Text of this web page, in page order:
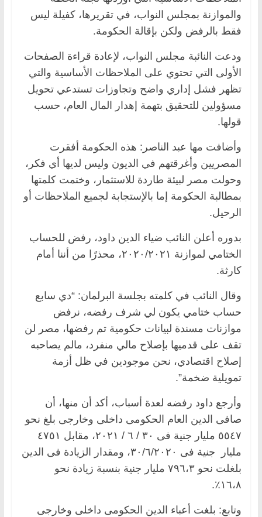
والموازنة بمجلس النواب، في تقريرها، كفيلة ليس
فقط بالرفض ولكن بإقالة الحكومة.
ودعت النائبة مجلس النواب، لإعادة قراءة الصفحات
الأولى التي تحتوي على الملاحظات الأساسية والتي
تظهر فشل إداري واضح وتجاوزات تستدعي تحويل
مسؤولين للتحقيق بتهمة إهدار المال العام، حسب
قولها.
وأضافت مها عبد الناصر: هذه الحكومة أفقرت
المصريين وأغرقتهم في الديون وليس لديها أي فكر،
وحولت مصر لبيئة طاردة للاستثمار، ‏وختمت كلمتها
بمطالبة الحكومة إما بالإستجابة لجميع الملاحظات أو
الرحيل.
بدوره أعلن النائب ضياء الدين داود، رفض للحساب
الختامي لموازنة ٢٠٢٠/٢٠٢١، محذرًا من أننا أمام
كارثة.
وقال النائب في كلمته بجلسة البرلمان: “دي سابع
حساب ختامي يكون لي شرف رفضه، نرفض
موازنات مسندة لبيانات حكومية تم رفضها، مصر لن
تقف على قدميها بإصلاح مالي منفرد، مالم يصاحبه
إصلاح اقتصادي، نحن موجودين في ظل أزمة
تمويلية ضخمة”.
وأرجع داود رفضه لعدة أسباب، أكد أن منها، أن
صافى الدين العام الحكومى داخلى وخارجى بلغ نحو
٥٥٤٧ مليار جنية فى ٣٠ / ٦ / ٢٠٢١، مقابل ٤٧٥١
مليار جنية فى ٣٠/٦/٢٠٢٠، ومقدار الزيادة فى الدين
بلغلت نحو ٧٩٦،٣ مليار جنية بنسبة زيادة نحو
١٦،٨٪.
وتابع: بلغت أعباء الدين الحكومى داخلى وخارجى